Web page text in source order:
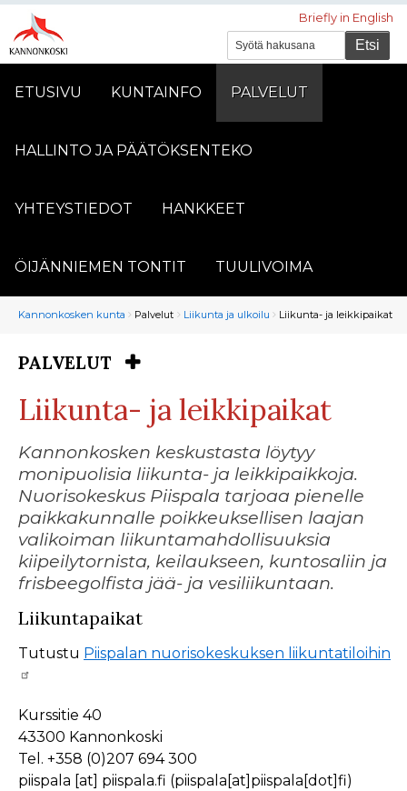
Briefly in English
ETUSIVU KUNTAINFO PALVELUT
HALLINTO JA PÄÄTÖKSENTEKO
YHTEYSTIEDOT HANKKEET
ÖIJÄNNIEMEN TONTIT TUULIVOIMA
Murupolku
You
here:
Kannonkosken kunta Palvelut Liikunta ja ulkoilu Liikunta- ja leikkipaikat
You
here:
PALVELUT
Liikunta- ja leikkipaikat
Kannonkosken keskustasta löytyy
monipuolisia liikunta- ja leikkipaikkoja.
Nuorisokeskus Piispala tarjoaa pienelle
paikkakunnalle poikkeuksellisen laajan
valikoiman liikuntamahdollisuuksia
kiipeilytornista, keilaukseen, kuntosaliin ja
frisbeegolfista jää- ja vesiliikuntaan.
Liikuntapaikat
Tutustu Piispalan nuorisokeskuksen liikuntatiloihin
Kurssitie 40
43300 Kannonkoski
Tel. +358 (0)207 694 300
piispala [at] piispala.fi (piispala[at]piispala[dot]fi)